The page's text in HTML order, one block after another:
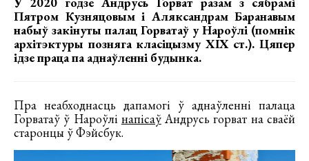
Пятром Кузняцовым і Аляксандрам Баранавым
набыў закінуты палац Горватаў у Нароўлі (помнік
архітэктуры позняга класіцызму XIX ст.). Цяпер
ідзе праца па аднаўленні будынка.
Пра неабходнасць дапамогі ў аднаўленні палаца
Горватаў ў Нароўлі напісаўАндрусь горват на сваёй
старонцы ў Фэйсбук.